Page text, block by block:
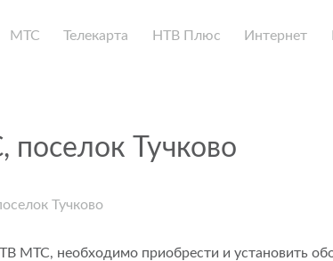
МТС Телекарта НТВ Плюс Интернет
Тучково
Тучково
МТС, необходимо приобрести и установить